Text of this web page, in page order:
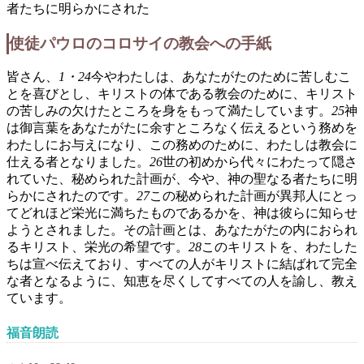
者たちに明らかにされた
使徒パウロのコロサイの教会への手紙
皆さん、 1・24今やわたしは、あなたがたのために苦しむこ
とを喜びとし、キリストの体である教会のために、キリスト
の苦しみの欠けたところを身をもって満たしています。 25神
は御言葉をあなたがたに余すところなく伝えるという務めを
わたしにお与えになり、この務めのために、わたしは教会に
仕える者となりました。 26世の初めから代々にわたって隠さ
れていた、秘められた計画が、今や、神の聖なる者たちに明
らかにされたのです。 27この秘められた計画が異邦人にとっ
てどれほど栄光に満ちたものであるかを、神は彼らに知らせ
ようとされました。その計画とは、あなたがたの内におられ
るキリスト、栄光の希望です。 28このキリストを、わたした
ちは宣べ伝えており、すべての人がキリストに結ばれて完全
な者となるように、知恵を尽くしてすべての人を諭し、教え
ています。
福音朗読